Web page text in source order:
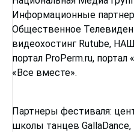
Информационные
Общественное
видеохостинг Rutube,
портал ProPerm.ru,
«Все вместе».
Партнеры фестиваля:
школы танцев